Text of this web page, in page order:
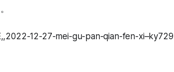
12-27-mei-gu-pan-qian-fen-